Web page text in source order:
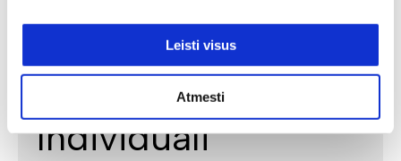
Leisti visus
Atmesti
Individuali